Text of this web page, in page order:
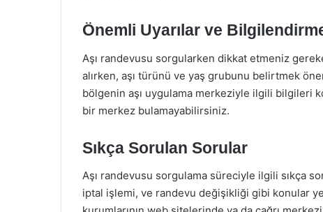
Önemli Uyarılar ve
Aşı randevusu sorgularken dikkat etmeniz
alırken, aşı türünü ve yaş grubunu belirtmek
bölgenin aşı uygulama merkeziyle ilgili bilgileri
bir merkez bulamayabilirsiniz.
Sıkça Sorulan Sorular
Aşı randevusu sorgulama süreciyle ilgili sıkça
iptal işlemi, ve randevu değişikliği gibi konular